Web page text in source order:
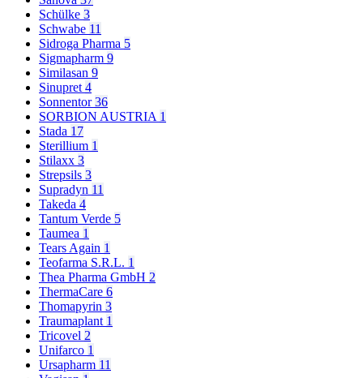
Schülke 3
Schwabe 11
Sidroga Pharma 5
Sigmapharm 9
Similasan 9
Sinupret4
Sonnentor36
SORBION AUSTRIA 1
Stada 17
Sterillium 1
Stilaxx 3
Strepsils 3
Supradyn 11
Takeda 4
Tantum Verde 5
Taumea 1
Tears Again 1
Teofarma S.R.L. 1
Thea Pharma GmbH 2
ThermaCare 6
Thomapyrin 3
Traumaplant 1
Tricovel 2
Unifarco 1
Ursapharm 11